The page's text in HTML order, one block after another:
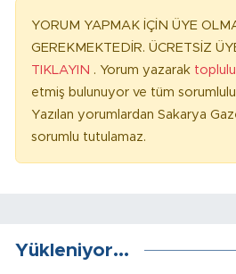
YORUM YAPMAK İÇİN ÜYE
GEREKMEKTEDİR. ÜCRETSİZ
TIKLAYIN . Yorum yazarak
etmiş bulunuyor ve tüm
Yazılan yorumlardan Sakarya
sorumlu tutulamaz.
Yükleniyor...